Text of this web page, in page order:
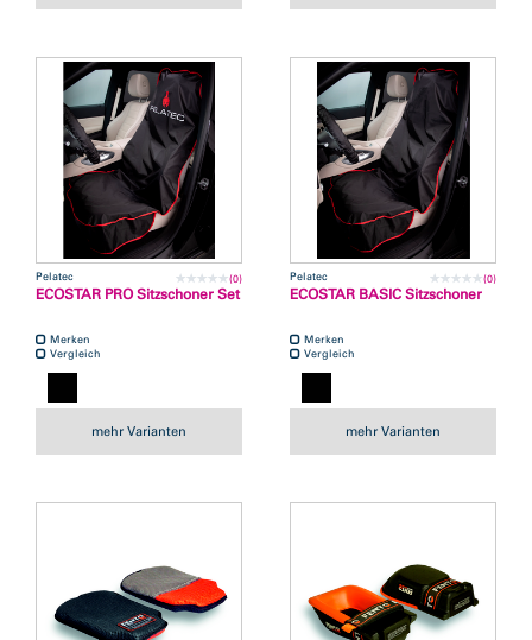
Pelatec (0)
ECOSTAR PRO Sitzschoner Set
Merken
Vergleich
mehr Varianten
Pelatec (0)
ECOSTAR BASIC Sitzschoner
Merken
Vergleich
mehr Varianten